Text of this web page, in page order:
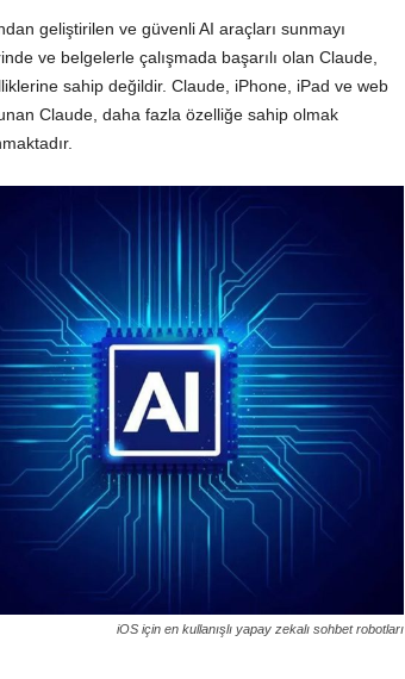
geliştirilen ve güvenli AI araçları sunmayı
ve belgelerle çalışmada başarılı olan Claude,
sahip değildir. Claude, iPhone, iPad ve web
Claude, daha fazla özelliğe sahip olmak
iOS için en kullanışlı yapay zekalı sohbet robotları